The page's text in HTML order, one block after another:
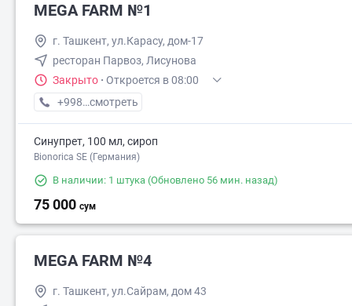
MEGA FARM №1
г. Ташкент, ул.Карасу, дом-17
ресторан Парвоз, Лисунова
Закрыто · Откроется в 08:00
+998 (71) XXX-XX-XX
смотреть
Синупрет, 100 мл, сироп
Bionorica SE (Германия)
В наличии: 1 штука (Обновлено 56 мин. назад)
75 000 сум
MEGA FARM №4
г. Ташкент, ул.Сайрам, дом 43